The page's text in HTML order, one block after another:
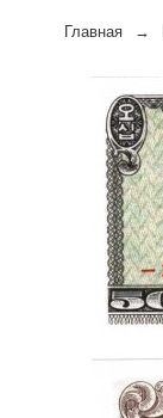
Главная